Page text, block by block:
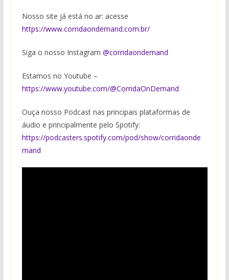
Nosso site já está no ar: acesse
https://www.corridaondemand.com.br/
Siga o nosso Instagram ⁠@corridaondeman⁠d
Estamos no Youtube –
https://www.youtube.com/@CorridaOnDemand
Ouça nosso Podcast nas principais plataformas de
áudio e principalmente pelo Spotify:
https://podcasters.spotify.com/pod/show/corridaonde
mand